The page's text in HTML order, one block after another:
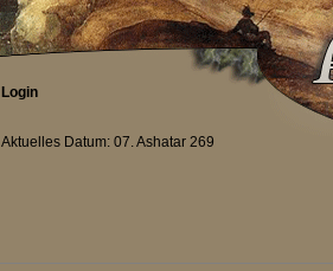
Login
Aktuelles Datum: 07. Ashatar 269